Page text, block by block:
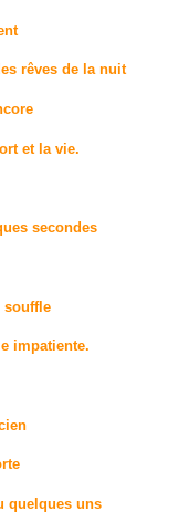
rêves de la nuit
et la vie.
secondes
souffle
impatiente.
quelques uns